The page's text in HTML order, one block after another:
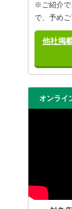
※ご紹介で
で、予めご
他社掲
オンライ